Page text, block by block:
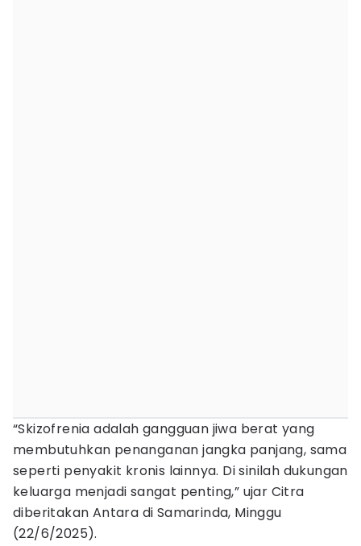
“Skizofrenia adalah gangguan jiwa berat yang
membutuhkan penanganan jangka panjang, sama
seperti penyakit kronis lainnya. Di sinilah dukungan
keluarga menjadi sangat penting,” ujar Citra
diberitakan Antara di Samarinda, Minggu
(22/6/2025).